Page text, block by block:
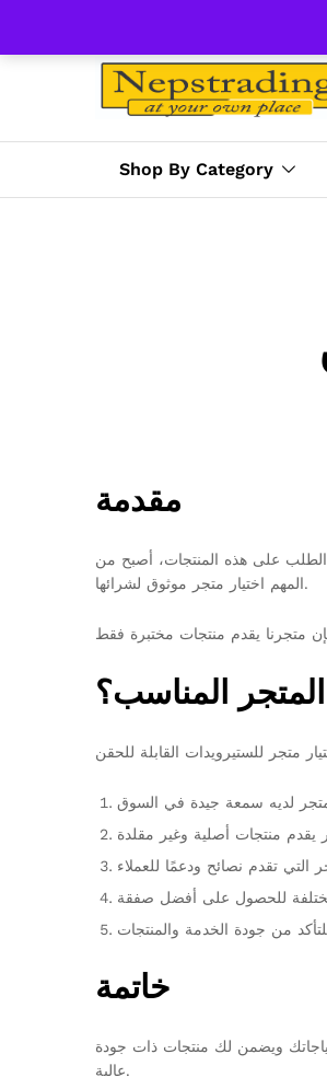
Shop By Category
مقدمة
الطلب على هذه المنتجات، أصبح من
المهم اختيار متجر موثوق لشرائها.
المناسب؟
خاتمة
ويضمن لك منتجات ذات جودة
عالية.